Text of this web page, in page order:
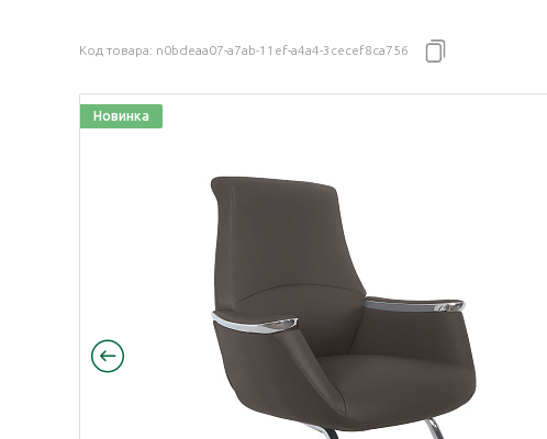
Код товара: n0bdeaa07-a7ab-11ef-a4a4-3cecef8ca756
Новинка